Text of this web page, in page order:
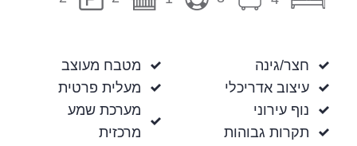
חצר/גינה
עיצוב אדריכלי
נוף עירוני
תקרות גבוהות
מטבח מעוצב
מעלית פרטית
מערכת שמע
מרכזית